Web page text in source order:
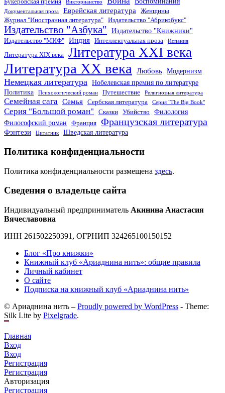
Букеровская премия
Викторианство
Документальная проза Еврейская литература
Женщины
Журнал "Иностранная литература"
Издательство "Абрикобукс"
Издательство "Азбука" Издательство "Книжники"
Издательство "МИФ" Индия Интеллектуальная проза Испания
Литература XIX века Литература XXI века
Литература XX века Любовь Модернизм
Немецкая литература Нобелевская премия по литературе
Политика
Психологический роман Путешествие Религиозная литература
Семейная сага Семья Сербская литература Серия "The Big Book"
Серия "Большой роман" Сказки Убийство
Филология
Философский роман
Франция Французская литература
Фэнтези Цитатник Шведская литература
Политика конфиденциальности
Политика конфиденциальности размещена здесь.
Сведения о владельце сайта
Индивидуальный предприниматель Акинина Анастасия
Вячеславовна
ИНН 261502250391, ОГРНИП 324265100150152
Блог «Про книжки»
Книжный клуб «Ариаднина нить»: общие правила
Личный кабинет
О сайте
Подписка на книжный клуб «Ариаднина нить»
© Ариаднина нить – Proudly powered by WordPress - Theme:
Silk Lite by Pixelgrade.
Главная
Вход
Вход
Регистрация
Регистрация
Авторизация
Регистрация